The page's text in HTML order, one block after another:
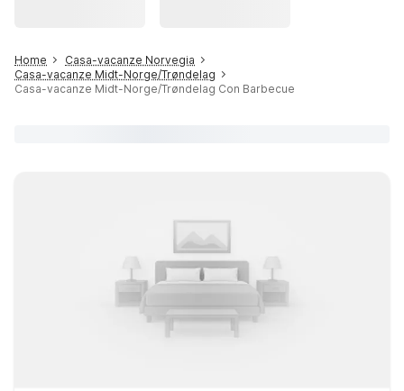
Home
Casa-vacanze Norvegia
Casa-vacanze Midt-Norge/Trøndelag
Casa-vacanze Midt-Norge/Trøndelag Con Barbecue